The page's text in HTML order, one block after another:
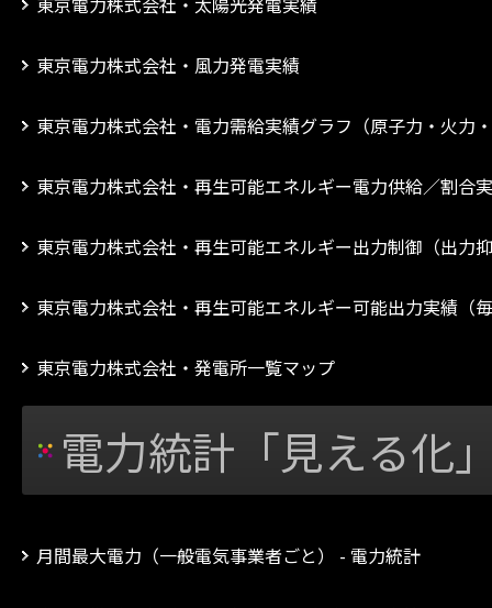
東京電力株式会社・風力発電実績
東京電力株式会社・電力需給実績グラフ（原子力・火力
東京電力株式会社・再生可能エネルギー電力供給／割合
東京電力株式会社・再生可能エネルギー出力制御（出力
東京電力株式会社・再生可能エネルギー可能出力実績（
東京電力株式会社・発電所一覧マップ
電力統計「見える化
月間最大電力（一般電気事業者ごと） - 電力統計